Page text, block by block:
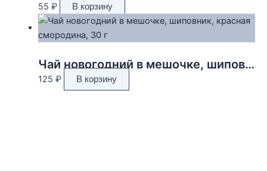
55 ₽ В корзину
Чай новогодний в мешочке, шиповник, красная смородина, 30 г
125 ₽ В корзину